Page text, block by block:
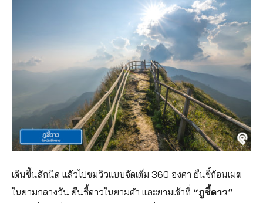
เดินขึ้นสักนิด แล้วไปชมวิวแบบจัดเต็ม 360 องศา ยืนชี้ก้อนเมฆ
ในยามกลางวัน ยืนชี้ดาวในยามค่ำ และยามเช้าที่ “ภูชี้ดาว”